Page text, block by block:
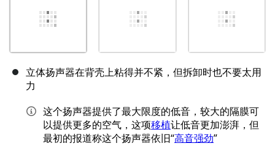
立体扬声器在背壳上粘得并不紧，但拆卸时也不要太用
力
这个扬声器提供了最大限度的低音，较大的隔膜可
以提供更多的空气，这项移植让低音更加澎湃，但
最初的报道称这个扬声器依旧“高音强劲”